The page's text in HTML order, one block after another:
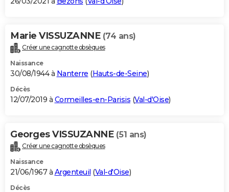
S'inscrire
Se connecter
Lycées
Collèges
Primaires
Universités
Entreprises
Service militaire
Avis de recherche
AVIS DE DÉCÈS
Bricolage
Lifestyle
Culture
Sport
Auto
Television
Voyage
Cinema
Marie VISSUZANNE (74 ans)
Créer une cagnotte obsèques
Naissance
30/08/1944 à Nanterre (Hauts-de-Seine)
Décès
12/07/2019 à Cormeilles-en-Parisis (Val-d'Oise)
Georges VISSUZANNE (51 ans)
Créer une cagnotte obsèques
Naissance
21/06/1967 à Argenteuil (Val-d'Oise)
Décès